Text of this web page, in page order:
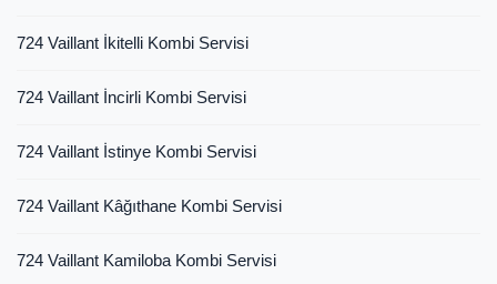
724 Vaillant İkitelli Kombi Servisi
724 Vaillant İncirli Kombi Servisi
724 Vaillant İstinye Kombi Servisi
724 Vaillant Kâğıthane Kombi Servisi
724 Vaillant Kamiloba Kombi Servisi